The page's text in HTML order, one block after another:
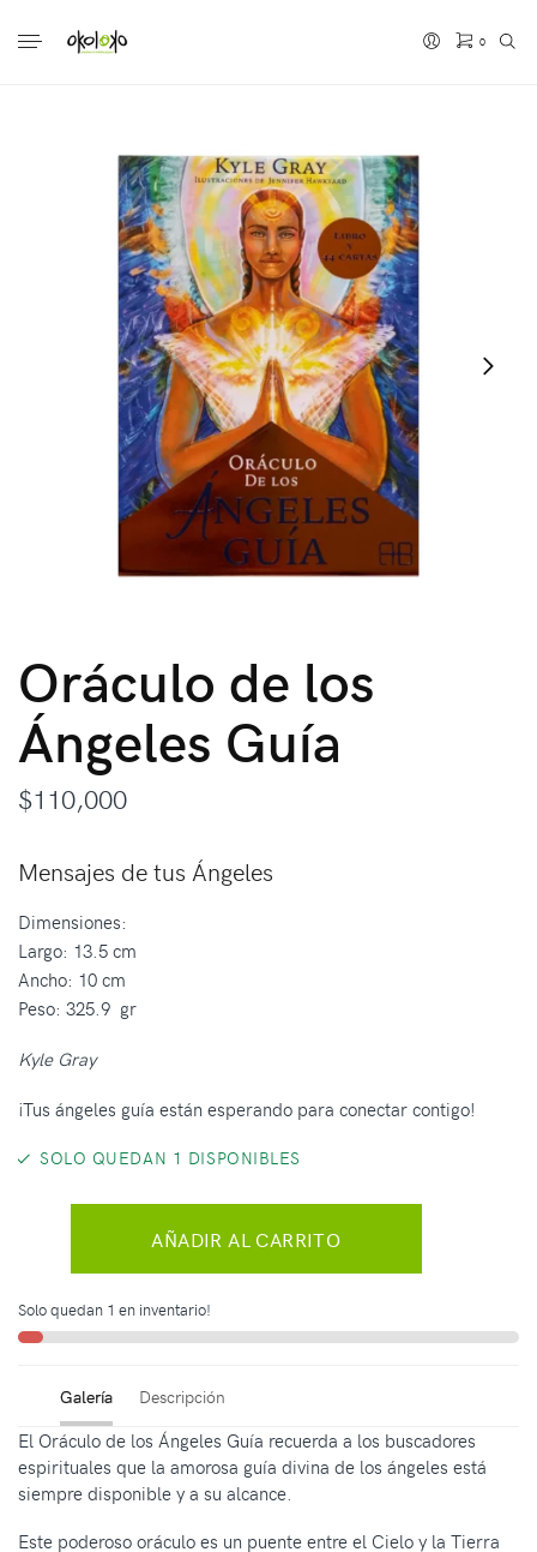
0
Oráculo de los
Ángeles Guía
$110,000
Mensajes de tus Ángeles
Dimensiones:
Largo: 13.5 cm
Ancho: 10 cm
Peso: 325.9 gr
Kyle Gray
¡Tus ángeles guía están esperando para conectar contigo!
SOLO QUEDAN 1 DISPONIBLES
AÑADIR AL CARRITO
Solo quedan 1 en inventario!
Galería Descripción
El Oráculo de los Ángeles Guía recuerda a los buscadores
espirituales que la amorosa guía divina de los ángeles está
siempre disponible y a su alcance.
Este poderoso oráculo es un puente entre el Cielo y la Tierra